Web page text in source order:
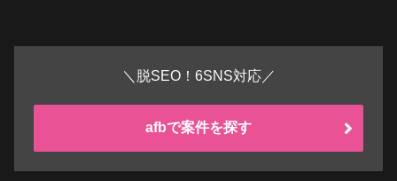
＼脱SEO！6SNS対応／
afbで案件を探す